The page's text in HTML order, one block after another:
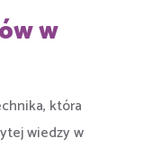
w
która
wiedzy w